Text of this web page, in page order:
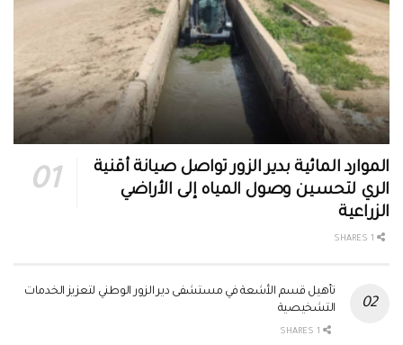
الموارد المائية بدير الزور تواصل صيانة أقنية
الري لتحسين وصول المياه إلى الأراضي
الزراعية
تأهيل قسم الأشعة في مستشفى دير الزور الوطني لتعزيز الخدمات
التشخيصية